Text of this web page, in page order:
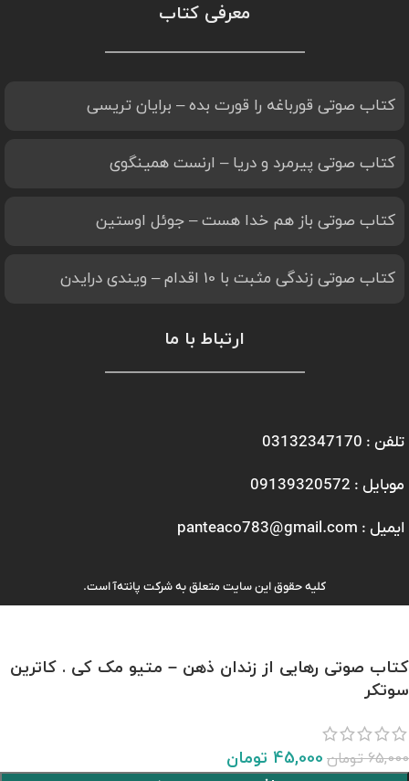
معرفی کتاب
کتاب صوتی قورباغه را قورت بده – برایان تریسی
کتاب صوتی پیرمرد و دریا – ارنست همینگوی
کتاب صوتی باز هم خدا هست – جوئل اوستین
کتاب صوتی زندگی مثبت با 10 اقدام – ویندی درایدن
ارتباط با ما
تلفن : 03132347170
موبایل : 09139320572
ایمیل : panteaco783@gmail.com
کلیه حقوق این سایت متعلق به شرکت پانته‌آ است.
کتاب صوتی رهایی از زندان ذهن – متیو مک کی . کاترین
سوتکر
65,000 تومان 45,000 تومان